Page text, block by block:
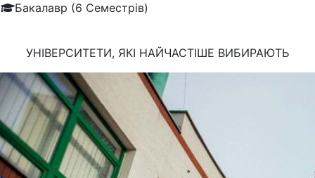
Бакалавр (6 Семестрів)
УНІВЕРСИТЕТИ, ЯКІ НАЙЧАСТІШЕ ВИБИРАЮТЬ